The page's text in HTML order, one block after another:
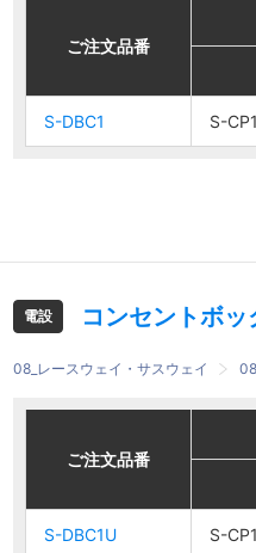
ご注文品番
S-CP1、
CP3、S-
ご注文品番
S-DBC1 S-
ご注文品番
S-CP1、
CP3、S-
ご注文品番
S-DBC1 S-
電設 コンセントボッ
08_レースウェイ・サスウェイ
ご注文品番
S-CP1、
ご注文品番
S-DBC1U S-
ご注文品番
S-CP1、
ご注文品番
S-DBC1U S-